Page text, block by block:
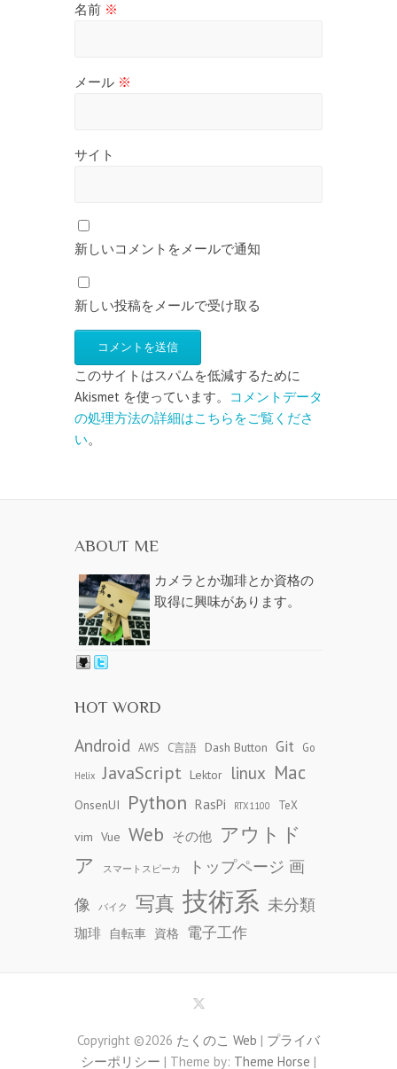
名前 ※
メール ※
サイト
新しいコメントをメールで通知
新しい投稿をメールで受け取る
このサイトはスパムを低減するために
Akismet を使っています。
コメントデータ
の処理方法の詳細はこちらをご覧くださ
い。
ABOUT ME
カメラとか珈琲とか資格の
取得に興味があります。
HOT WORD
Android AWS C言語 Dash Button Git Go
Helix JavaScript Lektor linux Mac
OnsenUI Python RasPi RTX1100 TeX
vim Vue Web その他 アウトド
ア
スマートスピーカ
トップページ 画
像
バイク 写真 技術系 未分類
珈琲 自転車 資格 電子工作
Copyright ©2026 たくのこ Web | プライバ
シーポリシー | Theme by: Theme Horse |